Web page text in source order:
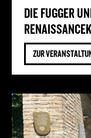
DIE FUGGER
ZUR